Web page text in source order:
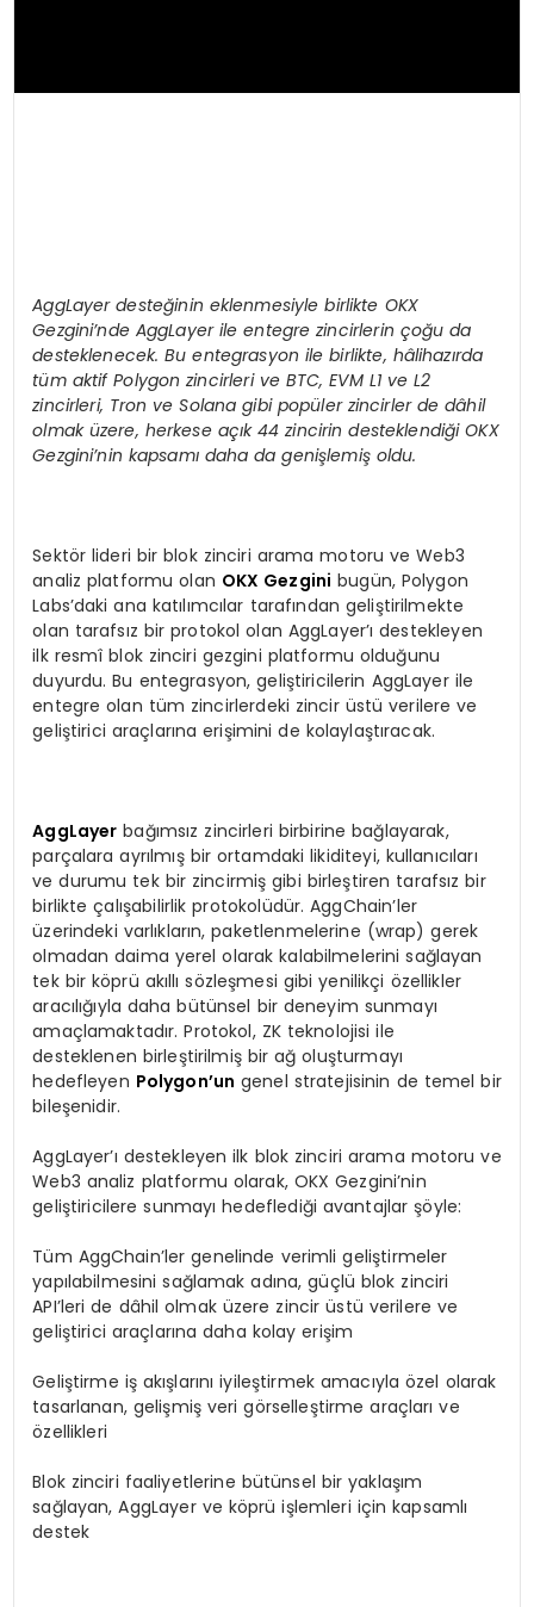
AggLayer desteğinin eklenmesiyle birlikte OKX
Gezgini’nde AggLayer ile entegre zincirlerin çoğu da
desteklenecek. Bu entegrasyon ile birlikte, hâlihazırda
tüm aktif Polygon zincirleri ve BTC, EVM L1 ve L2
zincirleri, Tron ve Solana gibi popüler zincirler de dâhil
olmak üzere, herkese açık 44 zincirin desteklendiği OKX
Gezgini’nin kapsamı daha da genişlemiş oldu.
Sektör lideri bir blok zinciri arama motoru ve Web3
analiz platformu olan OKX Gezgini bugün, Polygon
Labs’daki ana katılımcılar tarafından geliştirilmekte
olan tarafsız bir protokol olan AggLayer’ı destekleyen
ilk resmî blok zinciri gezgini platformu olduğunu
duyurdu. Bu entegrasyon, geliştiricilerin AggLayer ile
entegre olan tüm zincirlerdeki zincir üstü verilere ve
geliştirici araçlarına erişimini de kolaylaştıracak.
AggLayer bağımsız zincirleri birbirine bağlayarak,
parçalara ayrılmış bir ortamdaki likiditeyi, kullanıcıları
ve durumu tek bir zincirmiş gibi birleştiren tarafsız bir
birlikte çalışabilirlik protokolüdür. AggChain’ler
üzerindeki varlıkların, paketlenmelerine (wrap) gerek
olmadan daima yerel olarak kalabilmelerini sağlayan
tek bir köprü akıllı sözleşmesi gibi yenilikçi özellikler
aracılığıyla daha bütünsel bir deneyim sunmayı
amaçlamaktadır. Protokol, ZK teknolojisi ile
desteklenen birleştirilmiş bir ağ oluşturmayı
hedefleyen Polygon’un genel stratejisinin de temel bir
bileşenidir.
AggLayer’ı destekleyen ilk blok zinciri arama motoru ve
Web3 analiz platformu olarak, OKX Gezgini’nin
geliştiricilere sunmayı hedeflediği avantajlar şöyle:
Tüm AggChain’ler genelinde verimli geliştirmeler
yapılabilmesini sağlamak adına, güçlü blok zinciri
API’leri de dâhil olmak üzere zincir üstü verilere ve
geliştirici araçlarına daha kolay erişim
Geliştirme iş akışlarını iyileştirmek amacıyla özel olarak
tasarlanan, gelişmiş veri görselleştirme araçları ve
özellikleri
Blok zinciri faaliyetlerine bütünsel bir yaklaşım
sağlayan, AggLayer ve köprü işlemleri için kapsamlı
destek